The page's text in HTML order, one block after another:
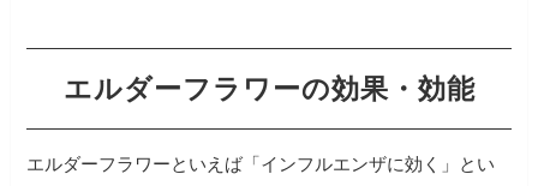
エルダーフラワーの効果・効能
エルダーフラワーといえば「インフルエンザに効く」とい